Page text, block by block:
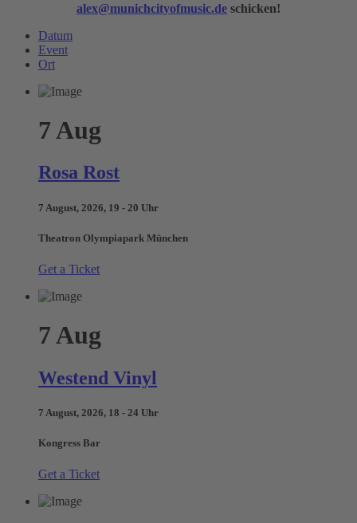
alex@munichcityofmusic.de schicken!
Datum
Event
Ort
7 Aug
Rosa Rost
7 August, 2026, 19 - 20 Uhr
Theatron Olympiapark München
Get a Ticket
7Aug
Westend Vinyl
7 August, 2026, 18 - 24 Uhr
Kongress Bar
Get a Ticket